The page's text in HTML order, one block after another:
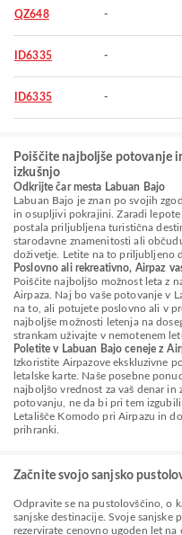
QZ648 -
ID6335 -
ID6335 -
Poiščite najboljše potovanje
izkušnjo
Odkrijte čar mesta Labuan Bajo
Labuan Bajo je znan po svojih
in osupljivi pokrajini. Zaradi
postala priljubljena turistična
starodavne znamenitosti ali
doživetje. Letite na to priljubljeno
Poslovno ali rekreativno, Airpaz
Poiščite najboljšo možnost leta z
Airpaza. Naj bo vaše potovanje v
na to, ali potujete poslovno ali v
najboljše možnosti letenja na
strankam uživajte v nemotenem
Poletite v Labuan Bajo ceneje z
Izkoristite Airpazove ekskluzivne
letalske karte. Naše posebne
najboljšo vrednost za vaš denar in
potovanju, ne da bi pri tem
Letališče Komodo pri Airpazu in
prihranki.
Začnite svojo sanjsko
Odpravite se na pustolovščino, o
sanjske destinacije. Svoje sanjske
rezervirate cenovno ugoden let